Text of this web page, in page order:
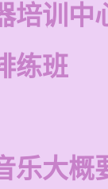
培训中
练班
乐大概